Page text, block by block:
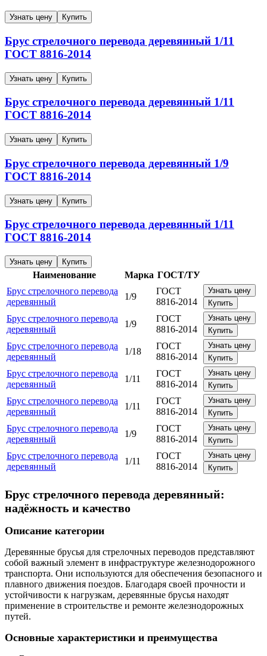
Узнать цену Купить
Брус стрелочного перевода деревянный 1/11
ГОСТ 8816-2014
Узнать цену Купить
Брус стрелочного перевода деревянный 1/11
ГОСТ 8816-2014
Узнать цену Купить
Брус стрелочного перевода деревянный 1/9
ГОСТ 8816-2014
Узнать цену Купить
Брус стрелочного перевода деревянный 1/11
ГОСТ 8816-2014
Узнать цену Купить
Наименование Марка ГОСТ/ТУ
Брус стрелочного перевода
деревянный
1/9
ГОСТ
8816-2014
Узнать цену
Купить
Брус стрелочного перевода
деревянный
1/9
ГОСТ
8816-2014
Узнать цену
Купить
Брус стрелочного перевода
деревянный
1/18
ГОСТ
8816-2014
Узнать цену
Купить
Брус стрелочного перевода
деревянный
1/11
ГОСТ
8816-2014
Узнать цену
Купить
Брус стрелочного перевода
деревянный
1/11
ГОСТ
8816-2014
Узнать цену
Купить
Брус стрелочного перевода
деревянный
1/9
ГОСТ
8816-2014
Узнать цену
Купить
Брус стрелочного перевода
деревянный
1/11
ГОСТ
8816-2014
Узнать цену
Купить
Брус стрелочного перевода деревянный:
надёжность и качество
Описание категории
Деревянные брусья для стрелочных переводов представляют
собой важный элемент в инфраструктуре железнодорожного
транспорта. Они используются для обеспечения безопасного и
плавного движения поездов. Благодаря своей прочности и
устойчивости к нагрузкам, деревянные брусья находят
применение в строительстве и ремонте железнодорожных
путей.
Основные характеристики и преимущества